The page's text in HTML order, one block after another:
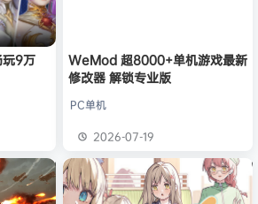
获取 41
加入本站
加入本站
50分钟前
加入本站 3小时前
3小时前
9万
WeMod 超8000+单机游戏最新
修改器 解锁专业版
PC单机
2026-07-19